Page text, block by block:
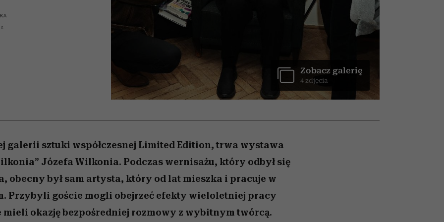
oglądanych na Netflixie
Zobacz galerię
4 zdjęcia
galerii sztuki współczesnej Limited Edition, trwa wystawa
Józefa Wilkonia. Podczas wernisażu, który odbył się
obecny był sam artysta, który od lat mieszka i pracuje w
Przybyli goście mogli obejrzeć efekty wieloletniej pracy
mieli okazję bezpośredniej rozmowy z wybitnym twórcą.